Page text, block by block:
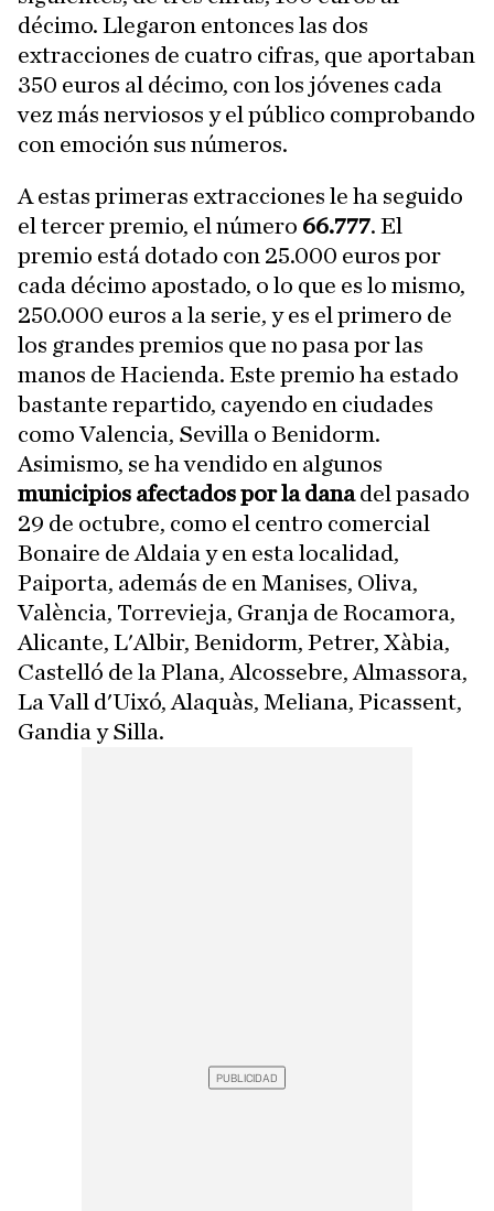
décimo. Llegaron entonces las dos
extracciones de cuatro cifras, que aportaban
350 euros al décimo, con los jóvenes cada
vez más nerviosos y el público comprobando
con emoción sus números.
A estas primeras extracciones le ha seguido
el tercer premio, el número 66.777. El
premio está dotado con 25.000 euros por
cada décimo apostado, o lo que es lo mismo,
250.000 euros a la serie, y es el primero de
los grandes premios que no pasa por las
manos de Hacienda. Este premio ha estado
bastante repartido, cayendo en ciudades
como Valencia, Sevilla o Benidorm.
Asimismo, se ha vendido en algunos
municipios afectados por la danadel pasado
29 de octubre, como el centro comercial
Bonaire de Aldaia y en esta localidad,
Paiporta, además de en Manises, Oliva,
València, Torrevieja, Granja de Rocamora,
Alicante, L'Albir, Benidorm, Petrer, Xàbia,
Castelló de la Plana, Alcossebre, Almassora,
La Vall d'Uixó, Alaquàs, Meliana, Picassent,
Gandia y Silla.